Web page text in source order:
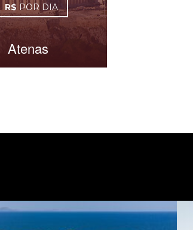
R$ POR DIA
Atenas